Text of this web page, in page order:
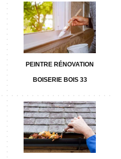
PEINTRE RÉNOVATION
BOISERIE BOIS 33